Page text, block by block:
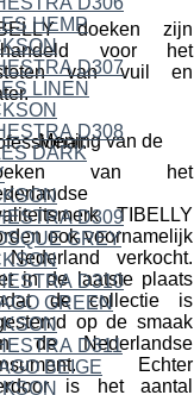
doeken zijn
voor het
van vuil en
van de professional:
van het
TIBELLY
ook voornamelijk
verkocht.
in de laatste plaats
de collectie is
op de smaak
de Nederlandse
Echter
is het aantal